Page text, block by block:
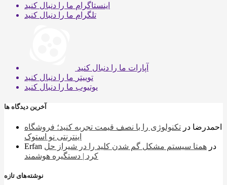
اینستاگرام ما را دنبال کنید
تلگرام ما را دنبال کنید
آپارات ما را دنبال کنید
توییتر ما را دنبال کنید
یوتیوب ما را دنبال کنید
آخرین دیدگاه ها
احمدرضا در تکنولوژی را با نصف قیمت تجربه کنید؛ فروشگاه
اینترنتی نو استوک
Erfan
در همتا سیستم مشکل گم شدن کلید را در شیراز حل
کرد | دستگیره هوشمند
نوشته‌های تازه